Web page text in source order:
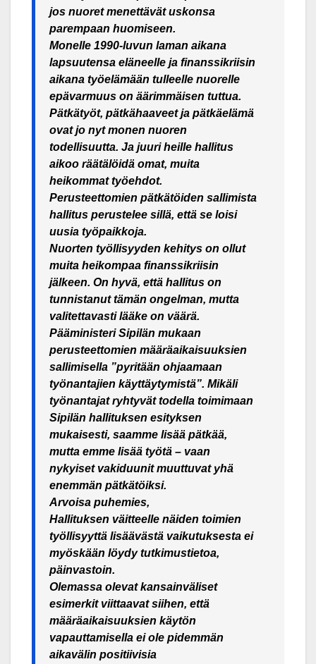
jos nuoret menettävät uskonsa
parempaan huomiseen.
Monelle 1990-luvun laman aikana
lapsuutensa eläneelle ja finanssikriisin
aikana työelämään tulleelle nuorelle
epävarmuus on äärimmäisen tuttua.
Pätkätyöt, pätkähaaveet ja pätkäelämä
ovat jo nyt monen nuoren
todellisuutta. Ja juuri heille hallitus
aikoo räätälöidä omat, muita
heikommat työehdot.
Perusteettomien pätkätöiden sallimista
hallitus perustelee sillä, että se loisi
uusia työpaikkoja.
Nuorten työllisyyden kehitys on ollut
muita heikompaa finanssikriisin
jälkeen. On hyvä, että hallitus on
tunnistanut tämän ongelman, mutta
valitettavasti lääke on väärä.
Pääministeri Sipilän mukaan
perusteettomien määräaikaisuuksien
sallimisella ”pyritään ohjaamaan
työnantajien käyttäytymistä”. Mikäli
työnantajat ryhtyvät todella toimimaan
Sipilän hallituksen esityksen
mukaisesti, saamme lisää pätkää,
mutta emme lisää työtä – vaan
nykyiset vakiduunit muuttuvat yhä
enemmän pätkätöiksi.
Arvoisa puhemies,
Hallituksen väitteelle näiden toimien
työllisyyttä lisäävästä vaikutuksesta ei
myöskään löydy tutkimustietoa,
päinvastoin.
Olemassa olevat kansainväliset
esimerkit viittaavat siihen, että
määräaikaisuuksien käytön
vapauttamisella ei ole pidemmän
aikavälin positiivisia